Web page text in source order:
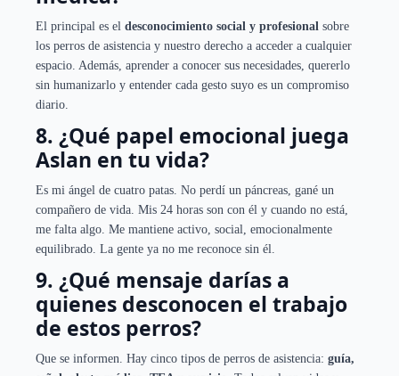
El principal es el desconocimiento social y profesional sobre
los perros de asistencia y nuestro derecho a acceder a cualquier
espacio. Además, aprender a conocer sus necesidades, quererlo
sin humanizarlo y entender cada gesto suyo es un compromiso
diario.
8. ¿Qué papel emocional juega
Aslan en tu vida?
Es mi ángel de cuatro patas. No perdí un páncreas, gané un
compañero de vida. Mis 24 horas son con él y cuando no está,
me falta algo. Me mantiene activo, social, emocionalmente
equilibrado. La gente ya no me reconoce sin él.
9. ¿Qué mensaje darías a
quienes desconocen el trabajo
de estos perros?
Que se informen. Hay cinco tipos de perros de asistencia: guía,